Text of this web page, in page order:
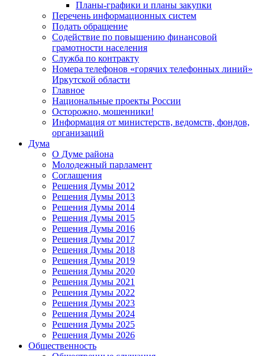
Планы-графики и планы закупки
Перечень информационных систем
Подать обращение
Содействие по повышению финансовой
грамотности населения
Служба по контракту
Номера телефонов «горячих телефонных линий»
Иркутской области
Главное
Национальные проекты России
Осторожно, мошенники!
Информация от министерств, ведомств, фондов,
организаций
Дума
О Думе района
Молодежный парламент
Соглашения
Решения Думы 2012
Решения Думы 2013
Решения Думы 2014
Решения Думы 2015
Решения Думы 2016
Решения Думы 2017
Решения Думы 2018
Решения Думы 2019
Решения Думы 2020
Решения Думы 2021
Решения Думы 2022
Решения Думы 2023
Решения Думы 2024
Решения Думы 2025
Решения Думы 2026
Общественность